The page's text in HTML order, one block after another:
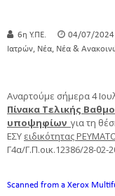
6η Υ.ΠΕ. 04/07/2024
Ιατρών, Νέα, Νέα &
Αναρτούμε σήμερα 4
Πίνακα Τελικής
υποψηφίων για τη
ΕΣΥ ειδικότητας
Γ4α/Γ.Π.οικ.12386/28-
Scanned from a Xerox